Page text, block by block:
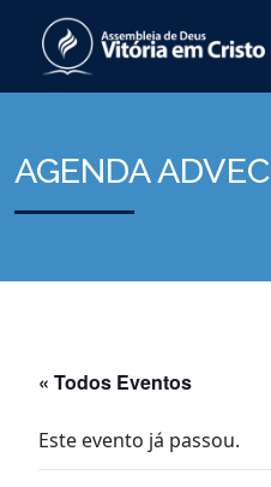
AGENDA ADVEC
« Todos Eventos
Este evento já passou.